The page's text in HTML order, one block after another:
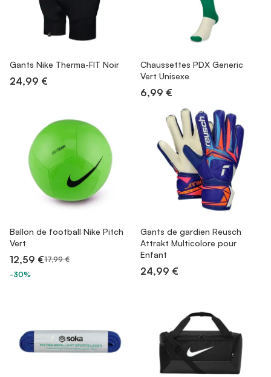
Gants Nike Therma-FIT Noir
24,99 €
Chaussettes PDX Generic
Vert Unisexe
6,99 €
Ballon de football Nike Pitch
Vert
12,59 €17,99 €
-30%
Gants de gardien Reusch
Attrakt Multicolore pour
Enfant
24,99 €